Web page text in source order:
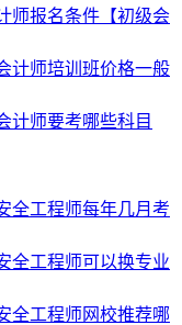
师报名条件【初级会
计师培训班价格一般
计师要考哪些科目
全工程师每年几月考
全工程师可以换专业
全工程师网校推荐哪